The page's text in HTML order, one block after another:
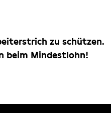
zu schützen.
beim Mindestlohn!